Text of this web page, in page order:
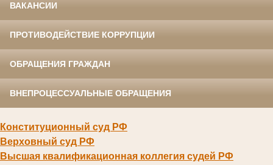
ВАКАНСИИ
ПРОТИВОДЕЙСТВИЕ КОРРУПЦИИ
ОБРАЩЕНИЯ ГРАЖДАН
ВНЕПРОЦЕССУАЛЬНЫЕ ОБРАЩЕНИЯ
Конституционный суд РФ
Верховный суд РФ
Высшая квалификационная коллегия судей РФ